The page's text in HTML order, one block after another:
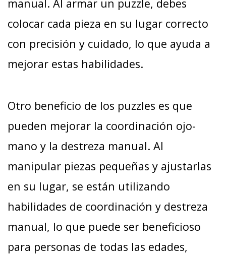
manual. Al armar un puzzle, debes
colocar cada pieza en su lugar correcto
con precisión y cuidado, lo que ayuda a
mejorar estas habilidades.
Otro beneficio de los puzzles es que
pueden mejorar la coordinación ojo-
mano y la destreza manual. Al
manipular piezas pequeñas y ajustarlas
en su lugar, se están utilizando
habilidades de coordinación y destreza
manual, lo que puede ser beneficioso
para personas de todas las edades,